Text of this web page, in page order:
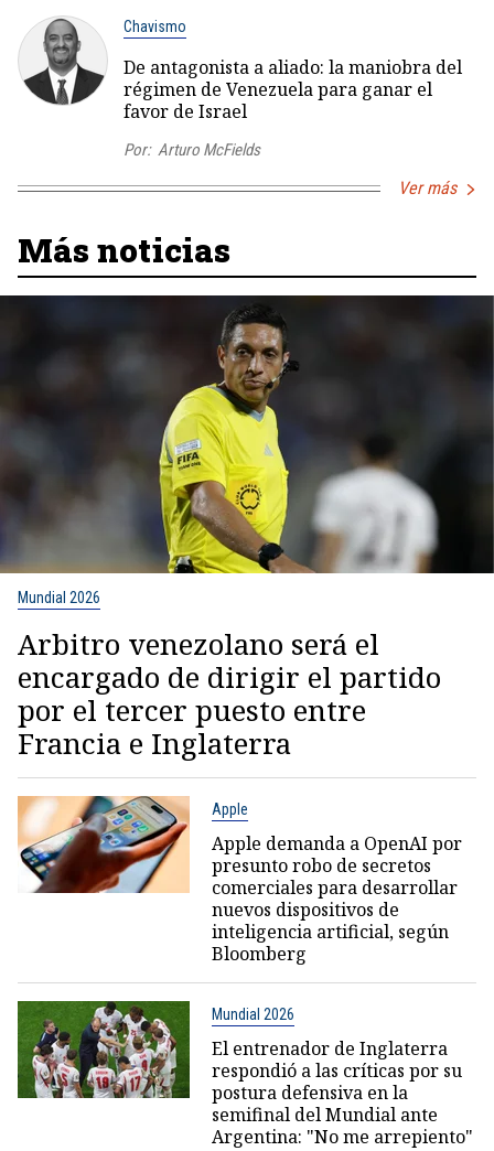
Chavismo
De antagonista a aliado: la maniobra del
régimen de Venezuela para ganar el
favor de Israel
Por: Arturo McFields
Ver más
Más noticias
Mundial 2026
Arbitro venezolano será el
encargado de dirigir el partido
por el tercer puesto entre
Francia e Inglaterra
Apple
Apple demanda a OpenAI por
presunto robo de secretos
comerciales para desarrollar
nuevos dispositivos de
inteligencia artificial, según
Bloomberg
Mundial 2026
El entrenador de Inglaterra
respondió a las críticas por su
postura defensiva en la
semifinal del Mundial ante
Argentina: "No me arrepiento"